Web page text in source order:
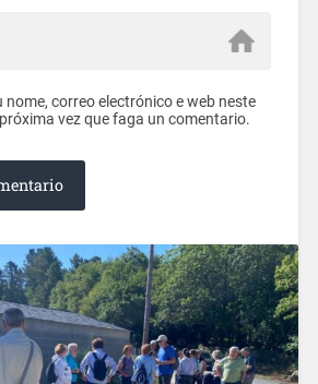
nome, correo electrónico e web neste
vez que faga un comentario.